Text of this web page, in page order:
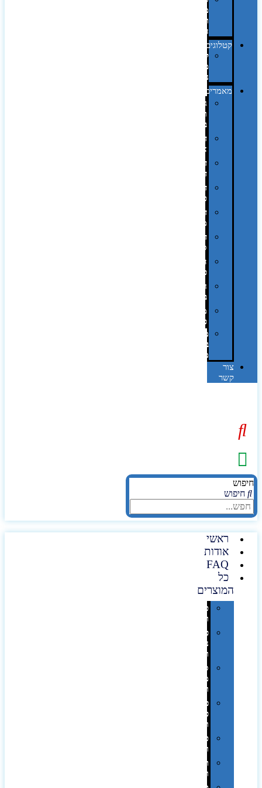
מחשב
וציוד
היקפי
קטלוגים
קטלוג
מוצרי
נייר
מאמרים
גימורים
והשבחות
בדפוס
דפוס
אופסט
דפוס
דיגיטלי
דפוס
טמפון
דפוס
משי
דפוס
סובלימציה
הדפס
פרוצס
חריטה
בלייזר
מהו
פנטון?
מיתוג
באמצעות
מדבקות
צור
קשר
חיפוש
ראשי
אודות
FAQ
כל
המוצרים
טכנולוגיה
וגאדג'טים
פנאי,
נופש
ונסיעות
סביבת
משרד
ופרימיום
כלים,
פנסים
ורכב
טקסטיל
וחורף
תיקים
ומזוודות